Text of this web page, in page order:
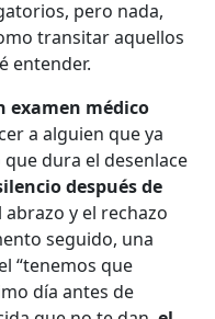
pero nada,
transitar aquellos
entender.
examen médico
a alguien que ya
dura el desenlace
después de
abrazo y el rechazo
seguido, una
“tenemos que
día antes de